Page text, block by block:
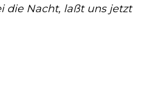
die Nacht, laßt uns jetzt